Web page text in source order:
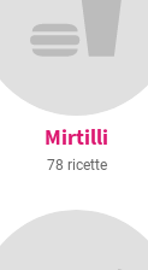
Mirtilli
78 ricette